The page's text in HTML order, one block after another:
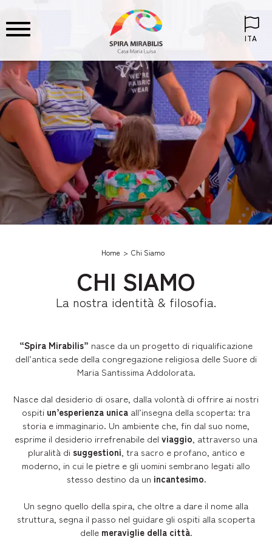
ITA
Home Chi Siamo
CHI SIAMO
La nostra identità & filosofia.
“Spira Mirabilis” nasce da un progetto di riqualificazione
dell’antica sede della congregazione religiosa delle Suore di
Maria Santissima Addolorata.
Nasce dal desiderio di osare, dalla volontà di offrire ai nostri
ospiti un’esperienza unica all’insegna della scoperta: tra
storia e immaginario. Un ambiente che, fin dal suo nome,
esprime il desiderio irrefrenabile del viaggio, attraverso una
pluralità disuggestioni, tra sacro e profano, antico e
moderno, in cui le pietre e gli uomini sembrano legati allo
stesso destino da un incantesimo.
Un segno quello della spira, che oltre a dare il nome alla
struttura, segna il passo nel guidare gli ospiti alla scoperta
delle meraviglie della città.